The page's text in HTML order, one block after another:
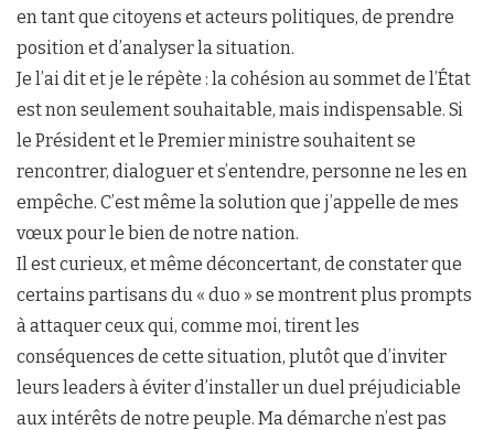
en tant que citoyens et acteurs politiques, de prendre
position et d’analyser la situation.
Je l’ai dit et je le répète : la cohésion au sommet de l’État
est non seulement souhaitable, mais indispensable. Si
le Président et le Premier ministre souhaitent se
rencontrer, dialoguer et s’entendre, personne ne les en
empêche. C’est même la solution que j’appelle de mes
vœux pour le bien de notre nation.
Il est curieux, et même déconcertant, de constater que
certains partisans du « duo » se montrent plus prompts
à attaquer ceux qui, comme moi, tirent les
conséquences de cette situation, plutôt que d’inviter
leurs leaders à éviter d’installer un duel préjudiciable
aux intérêts de notre peuple. Ma démarche n’est pas